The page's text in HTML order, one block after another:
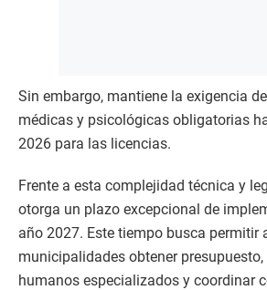
Sin embargo, mantiene la exigencia
médicas y psicológicas obligatorias
2026 para las licencias.
Frente a esta complejidad técnica y
otorga un plazo excepcional de
año 2027. Este tiempo busca permitir
municipalidades obtener
humanos especializados y coordinar